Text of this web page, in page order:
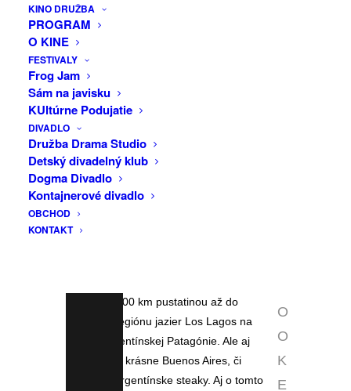
KINO DRUŽBA
PROGRAM
O KINE
FESTIVALY
Frog Jam
Sám na javisku
KUltúrne Podujatie
DIVADLO
Družba Drama Studio
Detský divadelný klub
Dogma Divadlo
Kontajnerové divadlo
OBCHOD
KONTAKT
Austral, vedúca divočinou južného Čile
cez rozľahlé panenské dažďové pralesy
a viac ako 20 patagónskych národných
parkov, ktorú začal stavať Augusto
Pinochet v 70-tych rokoch a bola
dokončená až v roku 2003. Uvidíme ale
aj slávne oblasti argentínskej Patagónie
ako úchvatný horský štít Fitz Roy v NP
Los Glaciares alebo obrovský ľadovec
Perito Moreno s rozlohou 250 km
štvorcových a výškou 20 poschodovej
viac ako 1500 km pustatinou až do
zeleného regiónu jazier Los Lagos na
severe argentínskej Patagónie. Ale aj
pulzujúce a krásne Buenos Aires, či
povestné argentínske steaky. Aj o tomto
O
O
K
E